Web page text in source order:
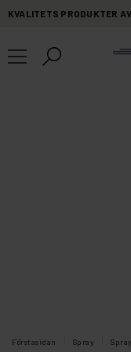
KVALITETS PRODUKTER
Förstasidan Spray